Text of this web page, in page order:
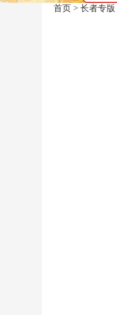
首页 > 长者专版